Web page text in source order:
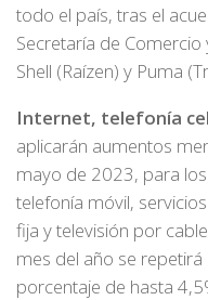
todo el país, tras el
Secretaría de Comercio
Shell (Raízen) y Puma
Internet, telefonía
aplicarán aumentos
mayo de 2023, para
telefonía móvil,
fija y televisión por
mes del año se
porcentaje de hasta